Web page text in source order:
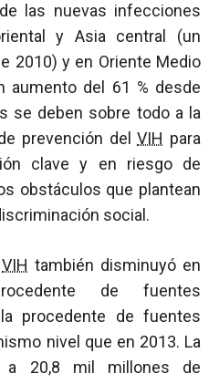
las nuevas infecciones
y Asia central (un
2010) y en Oriente Medio
aumento del 61 % desde
se deben sobre todo a la
prevención delVIH para
clave y en riesgo de
obstáculos que plantean
social.
VIH también disminuyó en
de fuentes
procedente de fuentes
nivel que en 2013. La
a 20,8 mil millones de